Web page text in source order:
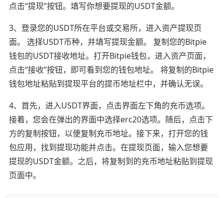
点击“提现”按钮。填写你想要提现的USDT金额。
3、登录您的USDT所在平台或交易所，进入资产提现页
面。 选择USDT币种，并填写提现金额。 复制您的Bitpie
钱包的USDT接收地址。打开Bitpie钱包，进入资产页面，
点击“接收”按钮，即可看到您的钱包地址。 将复制的Bitpie
钱包地址粘贴到提现平台的提币地址栏中，并确认无误。
4、首先，进入USDT界面，点击界面左下角的充币选项。
接着，您会在弹出的界面中选择erc20选项。随后，点击下
方的复制按钮，以便复制充币地址。接下来，打开您的钱
包应用，找到提现功能并点击。在提现页面，输入您想要
提现的USDT金额。之后，将复制到的充币地址粘贴到提现
页面中。